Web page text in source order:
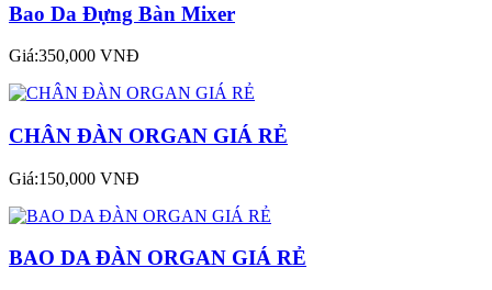
Bao Da Đựng Bàn Mixer
Giá:350,000 VNĐ
CHÂN ĐÀN ORGAN GIÁ RẺ
Giá:150,000 VNĐ
BAO DA ĐÀN ORGAN GIÁ RẺ